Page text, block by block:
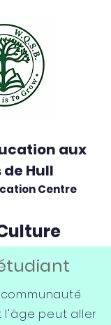
aux
Hull
Centre
communauté
l'âge peut aller